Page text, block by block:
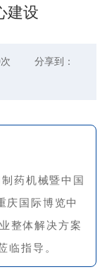
建设
分享到：
药机械暨中国
庆国际博览中
整体解决方案
临指导。